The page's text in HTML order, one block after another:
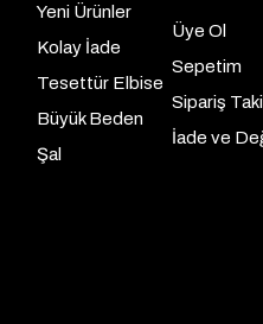
Yeni Ürünler
Kolay İade
Tesettür Elbise
Büyük Beden
Şal
Üye Ol
Sepetim
Sipariş
İade ve